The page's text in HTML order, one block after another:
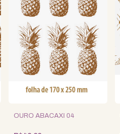
OURO ABACAXI 04